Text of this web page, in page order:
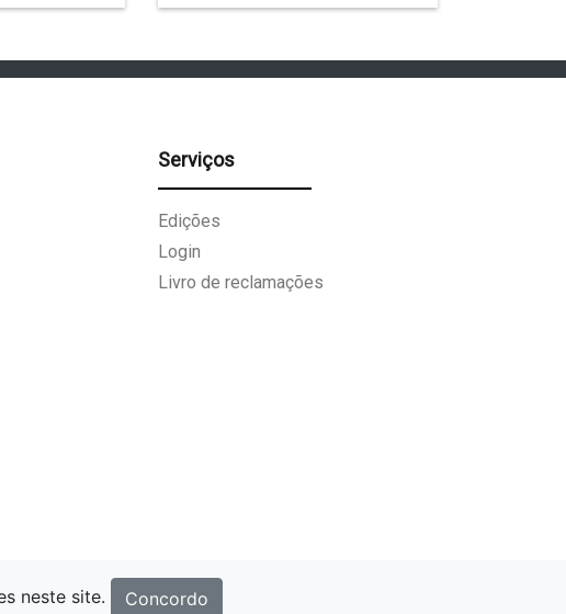
Serviços
Edições
Login
Livro de reclamações
neste site. Concordo